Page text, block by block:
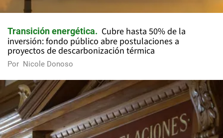
Transición energética
Cubre hasta 50% de la
inversión: fondo público abre postulaciones a
proyectos de descarbonización térmica
Por Nicole Donoso